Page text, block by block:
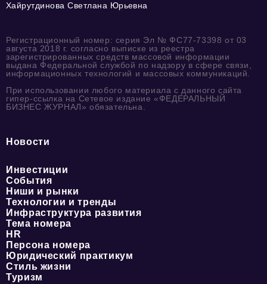
Хайрутдинова Светлана Юрьевна
Регистрационный номер: серия Эл № ФС77-73398 от 03
августа 2018 г. согласно выписке из реестра
зарегистрированных средств массовой информации
выдана Федеральной службой по надзору в сфере связи,
информационных технологий и массовых коммуникаций.
При использовании любого материала с данного сайта
гипер-ссылка на Сетевое издание «ФЕДЕРАЛЬНЫЙ
БИЗНЕС ЖУРНАЛ» обязательна.
Новости
Инвестиции
События
Ниши и рынки
Технологии и тренды
Инфраструктура развития
Тема номера
HR
Персона номера
Юридический практикум
Стиль жизни
Туризм